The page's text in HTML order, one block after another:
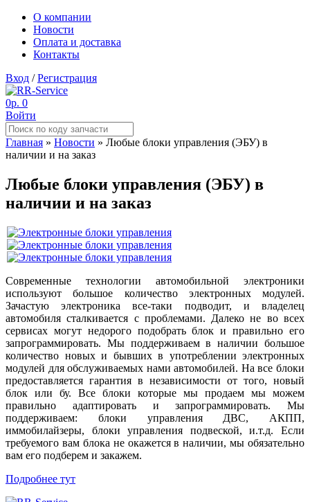
О компании
Новости
Оплата и доставка
Контакты
Вход /Регистрация
0р. 0
Войти
Главная » Новости » Любые блоки управления (ЭБУ) в
наличии и на заказ
Любые блоки управления (ЭБУ) в
наличии и на заказ
Современные технологии автомобильной электроники
используют большое количество электронных модулей.
Зачастую электроника все-таки подводит, и владелец
автомобиля сталкивается с проблемами. Далеко не во всех
сервисах могут недорого подобрать блок и правильно его
запрограммировать. Мы поддерживаем в наличии большое
количество новых и бывших в употреблении электронных
модулей для обслуживаемых нами автомобилей. На все блоки
предоставляется гарантия в независимости от того, новый
блок или бу. Все блоки которые мы продаем мы можем
правильно адаптировать и запрограммировать. Мы
поддерживаем: блоки управления ДВС, АКПП,
иммобилайзеры, блоки управления подвеской, и.т.д. Если
требуемого вам блока не окажется в наличии, мы обязательно
вам его подберем и закажем.
Подробнее тут